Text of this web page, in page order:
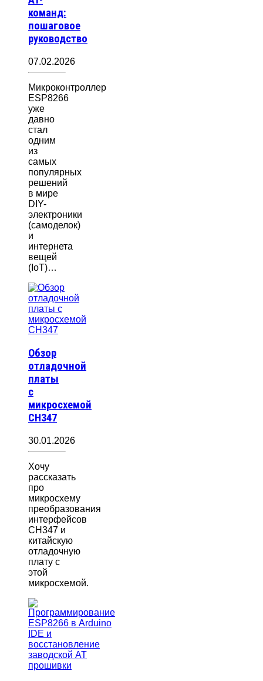
команд:
пошаговое
руководство
07.02.2026
Микроконтроллер
ESP8266
уже
давно
стал
одним
из
самых
популярных
решений
в мире
DIY-
электроники
(самоделок)
и
интернета
вещей
(IoT)…
Обзор
отладочной
платы
с
микросхемой
CH347
30.01.2026
Хочу
рассказать
про
микросхему
преобразования
интерфейсов
CH347 и
китайскую
отладочную
плату с
этой
микросхемой.